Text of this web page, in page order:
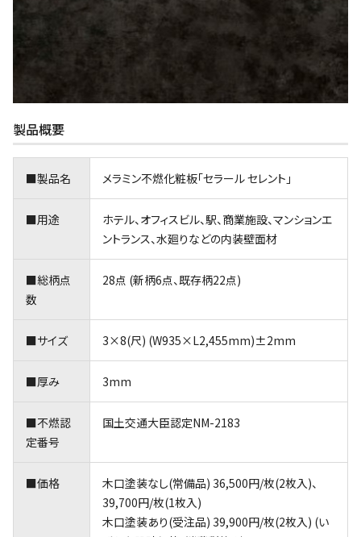
製品概要
■製品名 メラミン不燃化粧板｢セラール セレント｣
■用途
ホテル、オフィスビル、駅、商業施設、マンションエ
ントランス、水廻りなどの内装壁面材
■総柄点
数
28点 (新柄6点、既存柄22点)
■サイズ 3×8(尺) (W935×L2,455mm)±2mm
■厚み 3mm
■不燃認
定番号
国土交通大臣認定NM-2183
■価格
木口塗装なし(常備品) 36,500円/枚(2枚入)、
39,700円/枚(1枚入)
木口塗装あり(受注品) 39,900円/枚(2枚入) (い